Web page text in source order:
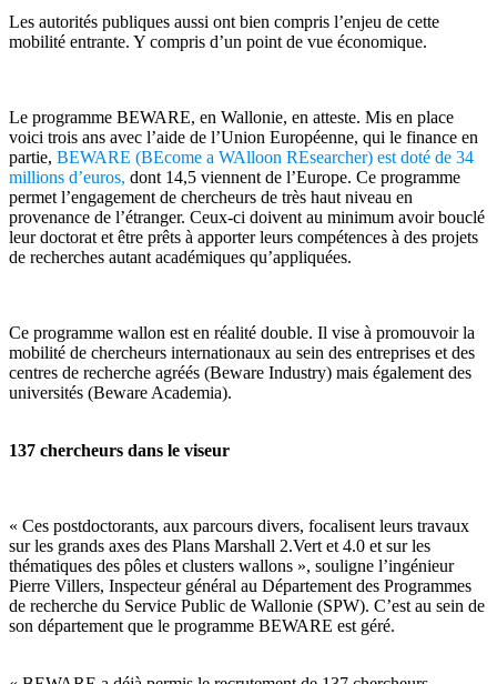
Les autorités publiques aussi ont bien compris l’enjeu de cette
mobilité entrante. Y compris d’un point de vue économique.
Le programme BEWARE, en Wallonie, en atteste. Mis en place
voici trois ans avec l’aide de l’Union Européenne, qui le finance en
partie, BEWARE (BEcome a WAlloon REsearcher) est doté de 34
millions d’euros, dont 14,5 viennent de l’Europe. Ce programme
permet l’engagement de chercheurs de très haut niveau en
provenance de l’étranger. Ceux-ci doivent au minimum avoir bouclé
leur doctorat et être prêts à apporter leurs compétences à des projets
de recherches autant académiques qu’appliquées.
Ce programme wallon est en réalité double. Il vise à promouvoir la
mobilité de chercheurs internationaux au sein des entreprises et des
centres de recherche agréés (Beware Industry) mais également des
universités (Beware Academia).
137 chercheurs dans le viseur
« Ces postdoctorants, aux parcours divers, focalisent leurs travaux
sur les grands axes des Plans Marshall 2.Vert et 4.0 et sur les
thématiques des pôles et clusters wallons », souligne l’ingénieur
Pierre Villers, Inspecteur général au Département des Programmes
de recherche du Service Public de Wallonie (SPW). C’est au sein de
son département que le programme BEWARE est géré.